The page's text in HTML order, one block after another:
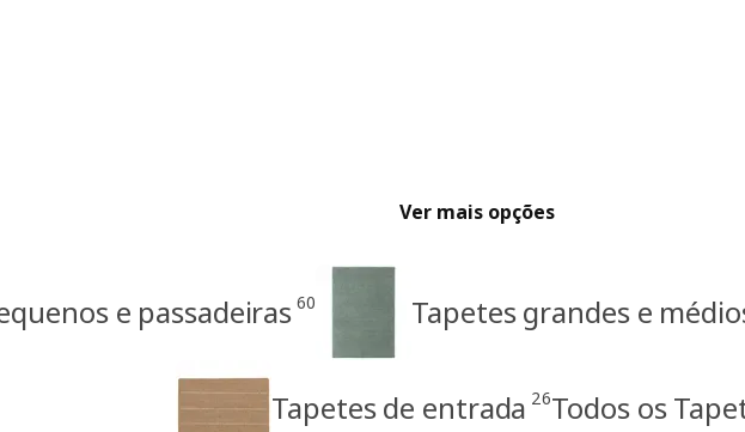
Ver mais opções
e passadeiras 60 Tapetes grandes e
Tapetes de entrada 26Todos os